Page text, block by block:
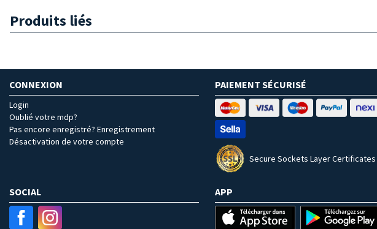
Produits liés
CONNEXION
Login
Oublié votre mdp?
Pas encore enregistré? Enregistrement
Désactivation de votre compte
PAIEMENT SÉCURISÉ
Secure Sockets Layer Certificates
SOCIAL APP